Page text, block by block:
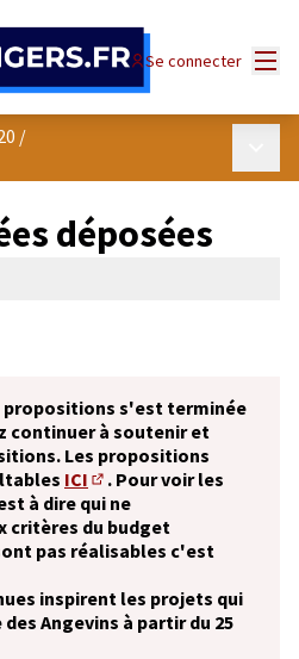
Se connecter
/
déposées
propositions s'est terminée
continuer à soutenir et
Les propositions
ICI
(S'ouvre dans un nouvel
. Pour voir les
à dire qui ne
critères du budget
pas réalisables c'est
onglet)
inspirent les projets qui
Angevins à partir du 25